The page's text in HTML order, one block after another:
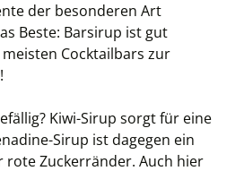
der besonderen Art
Beste: Barsirup ist gut
Cocktailbars zur
Kiwi-Sirup sorgt für eine
Sirup ist dagegen ein
rote Zuckerränder. Auch hier